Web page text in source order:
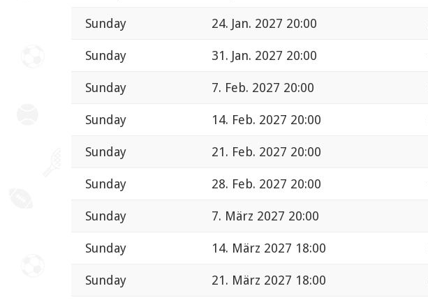
Sunday 24. Jan. 2027 20:00
Sunday 31. Jan. 2027 20:00
Sunday 7. Feb. 2027 20:00
Sunday 14. Feb. 2027 20:00
Sunday 21. Feb. 2027 20:00
Sunday 28. Feb. 2027 20:00
Sunday 7. März 2027 20:00
Sunday 14. März 2027 18:00
Sunday 21. März 2027 18:00